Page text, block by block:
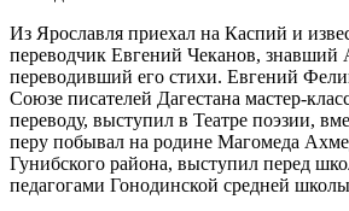
Из Ярославля приехал на Каспий и
переводчик Евгений Чеканов, знавший
переводивший его стихи. Евгений
Союзе писателей Дагестана мастер-
переводу, выступил в Театре поэзии,
перу побывал на родине Магомеда
Гунибского района, выступил перед
педагогами Гонодинской средней